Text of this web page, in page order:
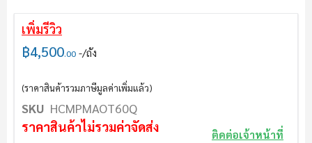
เพิ่มรีวิว
฿4,500.00 /ถัง
(ราคาสินค้ารวมภาษีมูลค่าเพิ่มแล้ว)
SKU HCMPMAOT60Q
ติดต่อเจ้าหน้าที่
ราคาสินค้าไม่รวมค่าจัดส่ง